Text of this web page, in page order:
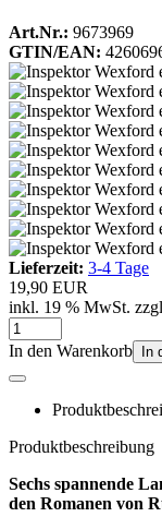
Art.Nr.: 9673969
GTIN/EAN:
Lieferzeit: 3-4 Tage
19,90 EUR
inkl. 19 % MwSt.
In den Warenkorb In
Produktbeschreibung
Sechs spannende
den Romanen von